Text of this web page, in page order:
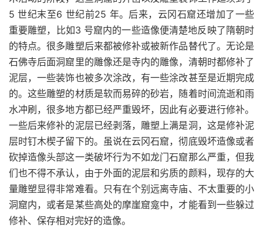
5 世纪末至6 世纪前25 年。后来，云冈石窟还增加了一些
重要雕塑，比如3 号窟内的一些造像便清楚地反映了隋朝时
的特点。很多雕塑后来都被修补或被新作品替代了。无论是
石佛寺后面洞窟里的雕像还是寺内的雕像，清朝时都修补了
泥层，一些装饰也被多次涂改，有一些涂改甚至是近期完成
的。这些雕塑的材质是软而易碎的砂岩，随着时间流逝和雨
水冲刷，很多地方都已经严重毁坏，因此有必要进行修补。
一些后来修补的泥层已经剥落，雕塑上满是洞，这是修补泥
层时钉木楔子留下的。虽说在云冈石窟，彻底毁坏造像或者
砍掉造像头部这一类破坏行为不如龙门石窟那么严重，但我
们也不得不承认，由于外面的泥层和劣质的颜料，现存的大
量雕塑显得非常难看。只有在个别远离寺庙、不太重要的小
洞窟内，或者是某些高处的摩崖窟龛中，才能看到一些躲过
修补、保存相对完好的造像。